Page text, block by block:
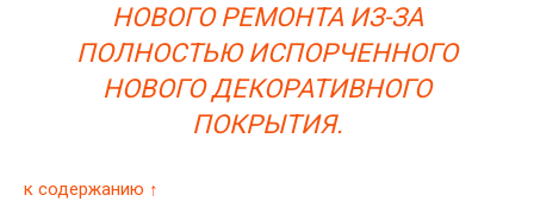
НОВОГО РЕМОНТА ИЗ-ЗА
ПОЛНОСТЬЮ ИСПОРЧЕННОГО
НОВОГО ДЕКОРАТИВНОГО
ПОКРЫТИЯ.
к содержанию ↑